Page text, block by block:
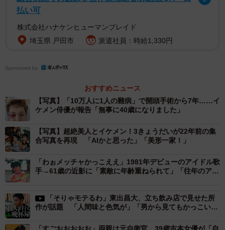
払い可
株式会社ハナケンヒューマンブレイド
埼玉県 戸田市
派遣社員：時給1,330円
Sponsored by
おすすめニュース
【写真】「10万人に1人の難病」で開頭手術から7年……イ
ケメン俳優が報告「無事に40歳になりました」
【写真】超絶美人とイケメン！3きょうだいが22年前の集
合写真を再現 「AIかと思った」「美形一家！」
「わぉメッチャかっこええ」1981年デビューのアイドル歌
手→61歳の近影に「素敵に年齢重ねられて」「往年のアイ
「そりゃモテるわ」東出昌大、立ち飲み店で見せた所
作が話題 「人間味と色気が」「男から見てもかっこい